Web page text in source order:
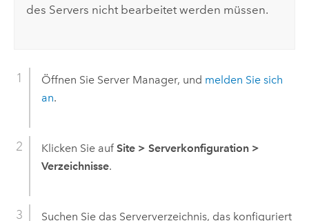
des Servers nicht bearbeitet werden müssen.
Öffnen Sie Server Manager, und melden Sie sich
an.
Klicken Sie auf Site > Serverkonfiguration >
Verzeichnisse.
Suchen Sie das Serververzeichnis, das konfiguriert